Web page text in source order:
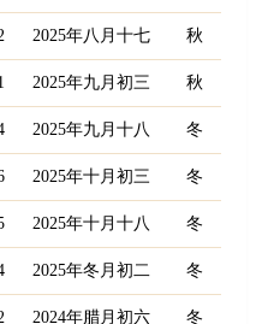
2025年八月十七 秋
2025年九月初三 秋
2025年九月十八 冬
2025年十月初三 冬
2025年十月十八 冬
2025年冬月初二 冬
2024年腊月初六 冬